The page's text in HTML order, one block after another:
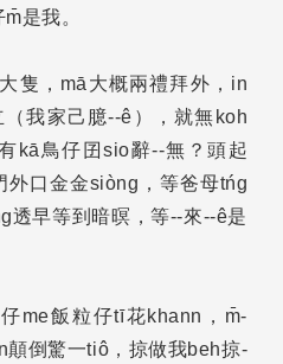
是我。
隻，mā大概兩禮拜外，in
我家己臆--ê），就無koh
kā鳥仔囝sio辭--無？頭起
外口金金siòng，等爸母tńg
透早等到暗暝，等--來--ê是
me飯粒仔tī花khann，m̄-
顛倒驚一tiô，掠做我beh掠-